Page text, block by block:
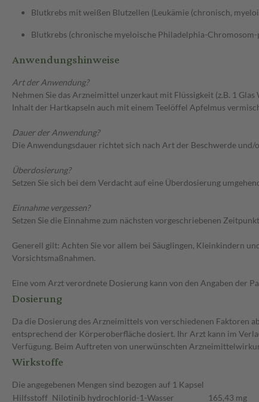
Blutkrebs mit weißen Blutzellen (Leukämie (chronisch,
Blutkrebs (chronische myeloische Philadelphia-
Anwendungshinweise
Art der Anwendung?
Nehmen Sie das Arzneimittel unzerkaut mit Flüssigkeit (z.B. 1
Inhalt der Hartkapseln auch mit einem Teelöffel Apfelmus
Dauer der Anwendung?
Die Anwendungsdauer richtet sich nach Art der Beschwerde
Überdosierung?
Setzen Sie sich bei dem Verdacht auf eine Überdosierung
Einnahme vergessen?
Setzen Sie die Einnahme zum nächsten vorgeschriebenen
Generell gilt: Achten Sie vor allem bei Säuglingen, Kleinkindern
Vorsichtsmaßnahmen.
Eine vom Arzt verordnete Dosierung kann von den Angaben der
Dosierung
Da die Dosierung des Arzneimittels von verschiedenen Faktoren
entsprechend der Körperoberfläche dosiert. Ihr Arzt kann im
Verfügung. Beim Auftreten von unerwünschten
Wirkstoffe
Die angegebenen Mengen sind bezogen auf 1 Kapsel
Hilfsstoff Nilotinib hydrochlorid-1-Wasser
165,43 mg